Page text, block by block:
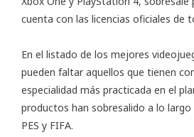
cuenta con las licencias oficiales de
En el listado de los mejores
pueden faltar aquellos que tienen
especialidad más practicada en el
productos han sobresalido a lo
PES y FIFA.